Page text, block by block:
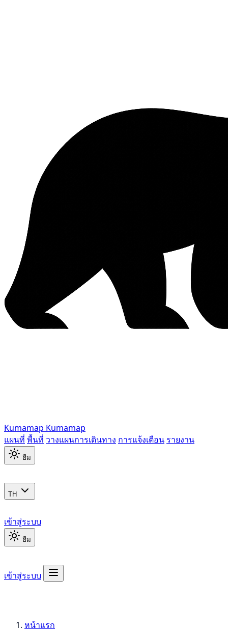
Kumamap Kumamap
แผนที่ พื้นที่ วางแผนการเดินทาง การแจ้งเตือน รายงาน
ธีม
TH
เข้าสู่ระบบ
ธีม
เข้าสู่ระบบ
หน้าแรก